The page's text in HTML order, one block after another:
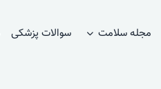
مجله سلامت سوالات پزشکی